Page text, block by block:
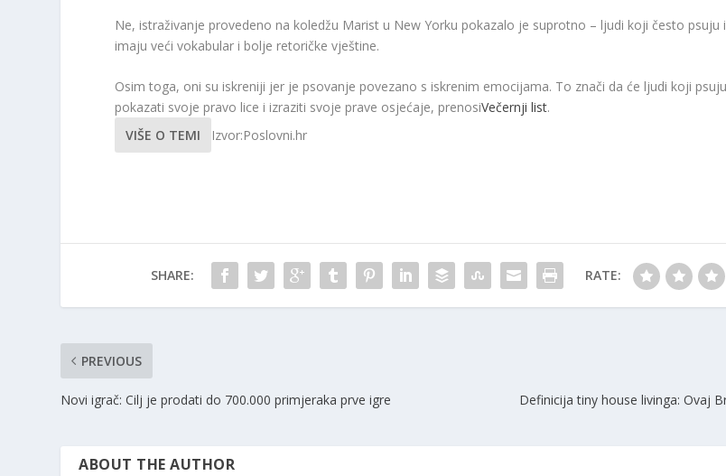
Ne, istraživanje provedeno na koledžu Marist u New Yorku pokazalo je suprotno – ljudi koji često psuju
imaju veći vokabular i bolje retoričke vještine.
Osim toga, oni su iskreniji jer je psovanje povezano s iskrenim emocijama. To znači da će ljudi koji
pokazati svoje pravo lice i izraziti svoje prave osjećaje, prenosiVečernji list.
VIŠE O TEMI
Izvor:Poslovni.hr
SHARE: RATE:
PREVIOUS
Novi igrač: Cilj je prodati do 700.000 primjeraka prve igre
Definicija tiny house livinga: Ovaj
ABOUT THE AUTHOR